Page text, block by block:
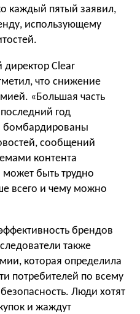
каждый пятый заявил,
использующему
Clear
что снижение
«Большая часть
год
бомбардированы
сообщений
контента
быть трудно
всего и чему можно
брендов
также
которая определила
потребителей по всему
Люди хотят
и жаждут